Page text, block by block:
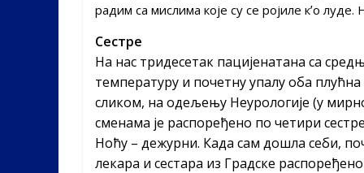
радим са мислима које су се ројиле кʼо
Сестре
На нас тридесетак пацијенатана са
температуру и почетну упалу оба
сликом, на одељењу Неурологије (у
сменама је распоређено по четири
Ноћу – дежурни. Када сам дошла себи,
лекара и сестара из Градске